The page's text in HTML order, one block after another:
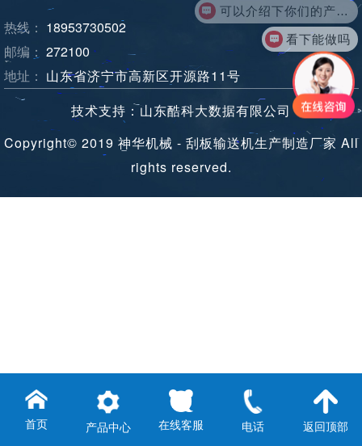
热线： 18953730502
邮编： 272100
地址： 山东省济宁市高新区开源路11号
技术支持：山东酷科大数据有限公司
Copyright© 2019 神华机械 - 刮板输送机生产制造厂家 All
rights reserved.
首页 产品中心 在线客服 电话 返回顶部
看下能做吗